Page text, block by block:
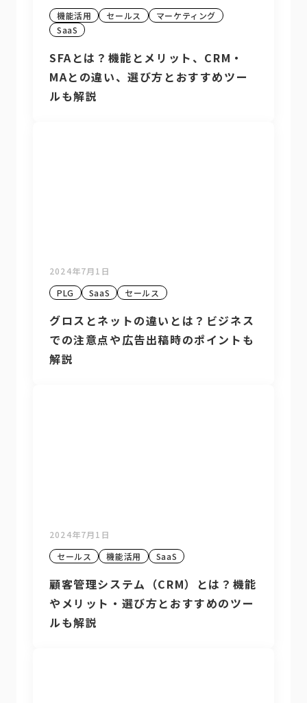
機能活用
セールス
マーケティング
SaaS
SFAとは？機能とメリット、CRM・
MAとの違い、選び方とおすすめツー
ルも解説
2024年7月1日
PLG
SaaS セールス
グロスとネットの違いとは？ビジネス
での注意点や広告出稿時のポイントも
解説
2024年7月1日
セールス
機能活用 SaaS
顧客管理システム（CRM）とは？機能
やメリット・選び方とおすすめのツー
ルも解説